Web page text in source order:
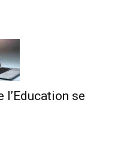
l’Education se